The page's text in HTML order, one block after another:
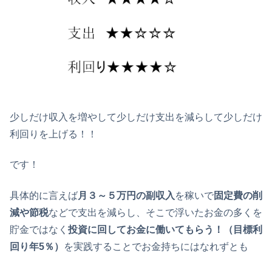
少しだけ収入を増やして少しだけ支出を減らして少しだけ
利回りを上げる！！
です！
具体的に言えば月３～５万円の副収入 を稼いで固定費の削
減や節税などで支出を減らし、そこで浮いたお金の多くを
貯金ではなく 投資に回してお金に働いてもらう！（目標利
回り年5％）
を実践することでお金持ちにはなれずとも